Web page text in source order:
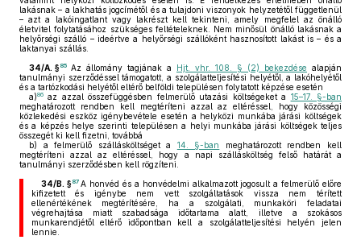
lakásnak – a lakhatás jogcímétől és a tulajdoni viszonyok helyzetétől függetlenül
– azt a lakóingatlant vagy lakrészt kell tekinteni, amely megfelel az önálló
életvitel folytatásához szükséges feltételeknek. Nem minősül önálló lakásnak a
helyőrségi szálló – ideértve a helyőrségi szállóként hasznosított lakást is – és a
laktanyai szállás.
34/A. §85 Az állomány tagjának a Hjt. vhr. 108. § (2) bekezdése alapján
tanulmányi szerződéssel támogatott, a szolgálatteljesítési helyétől, a lakóhelyétől
és a tartózkodási helyétől eltérő belföldi településen folytatott képzése esetén
a)86 az azzal összefüggésben felmerülő utazási költségeket a 15–17. §-ban
meghatározott rendben kell megtéríteni azzal az eltéréssel, hogy közösségi
közlekedési eszköz igénybevétele esetén a helyközi munkába járási költségek
és a képzés helye szerinti településen a helyi munkába járási költségek teljes
összegét ki kell fizetni, továbbá
b) a felmerülő szállásköltséget a 14. §-ban
meghatározott rendben kell
megtéríteni azzal az eltéréssel, hogy a napi szállásköltség felső határát a
tanulmányi szerződésben kell rögzíteni.
34/B. §87 A honvéd és a honvédelmi alkalmazott jogosult a felmerülő előre
kifizetett és igénybe nem vett szolgáltatások vissza nem térített
ellenértékének megtérítésére, ha a szolgálati, munkaköri feladatai
végrehajtása miatt szabadsága időtartama alatt, illetve a szokásos
munkarendjétől eltérő időpontban kell a szolgálatteljesítési helyén jelen
lennie.